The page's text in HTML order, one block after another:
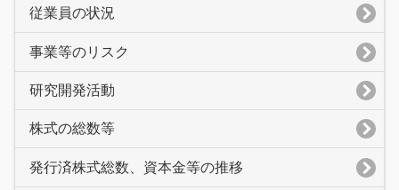
従業員の状況
事業等のリスク
研究開発活動
株式の総数等
発行済株式総数、資本金等の推移